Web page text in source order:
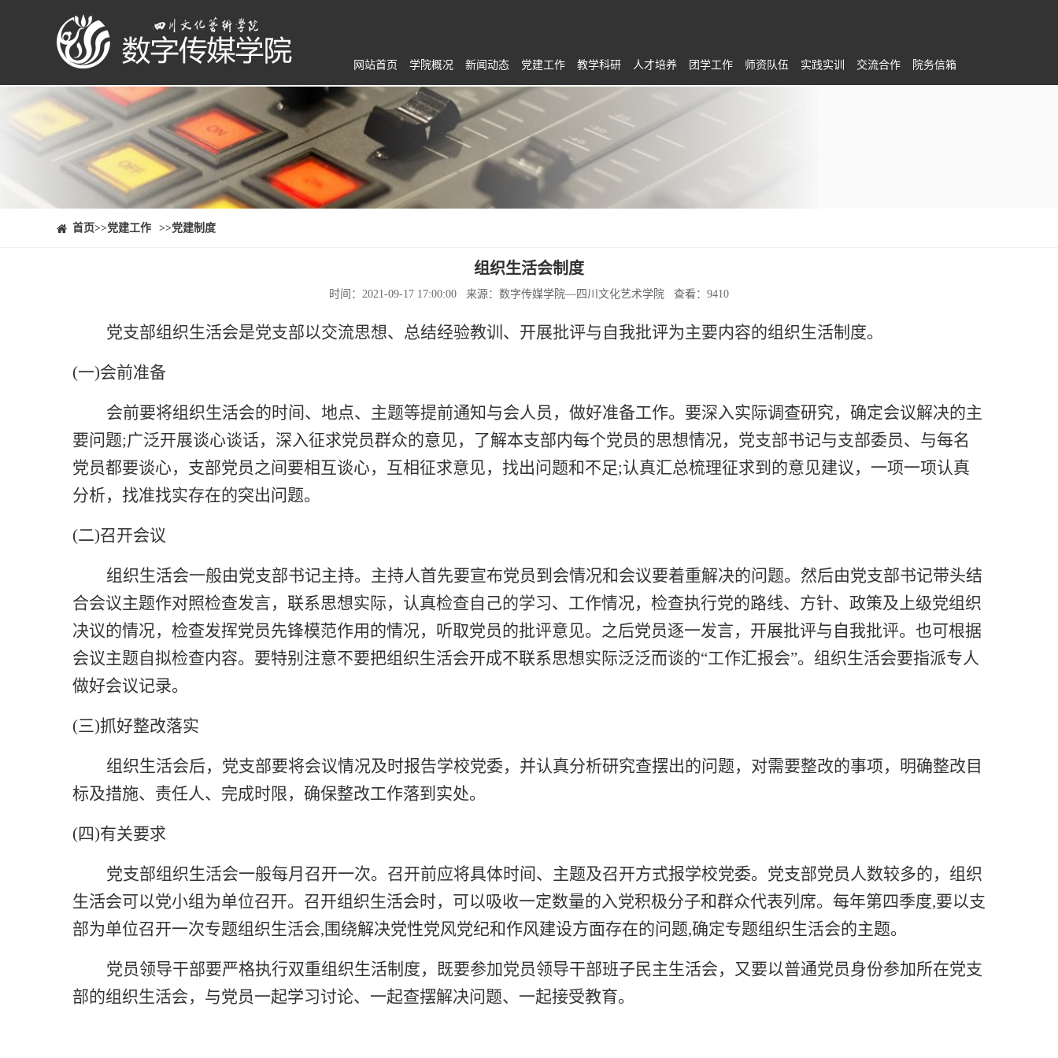
网站首页 学院概况 新闻动态 党建工作 教学科研 人才培养 团学工作 师资队伍 实践实训 交流合作 院务信箱
⠀⠀首页>>党建工作 >>党建制度
组织生活会制度
时间：2021-09-17 17:00:00 来源：数字传媒学院—四川文化艺术学院 查看： 9410
党支部组织生活会是党支部以交流思想、总结经验教训、开展批评与自我批评为主要内容的组织生活制度。
(一)会前准备
会前要将组织生活会的时间、地点、主题等提前通知与会人员，做好准备工作。要深入实际调查研究，确定会议解决的主
要问题;广泛开展谈心谈话，深入征求党员群众的意见，了解本支部内每个党员的思想情况，党支部书记与支部委员、与每名
党员都要谈心，支部党员之间要相互谈心，互相征求意见，找出问题和不足;认真汇总梳理征求到的意见建议，一项一项认真
分析，找准找实存在的突出问题。
(二)召开会议
组织生活会一般由党支部书记主持。主持人首先要宣布党员到会情况和会议要着重解决的问题。然后由党支部书记带头结
合会议主题作对照检查发言，联系思想实际，认真检查自己的学习、工作情况，检查执行党的路线、方针、政策及上级党组织
决议的情况，检查发挥党员先锋模范作用的情况，听取党员的批评意见。之后党员逐一发言，开展批评与自我批评。也可根据
会议主题自拟检查内容。要特别注意不要把组织生活会开成不联系思想实际泛泛而谈的“工作汇报会”。组织生活会要指派专人
做好会议记录。
(三)抓好整改落实
组织生活会后，党支部要将会议情况及时报告学校党委，并认真分析研究查摆出的问题，对需要整改的事项，明确整改目
标及措施、责任人、完成时限，确保整改工作落到实处。
(四)有关要求
党支部组织生活会一般每月 召开一次。召开前应将具体时间、主题及召开方式报学校党委。党支部党员人数较多的，组织
生活会可以党小组为单位召开。召开组织生活会时，可以吸收一定数量的入党积极分子和群众代表列席。每年第四季度,要以支
部为单位召开一次专题组织生活会,围绕解决党性党风党纪和作风建设方面存在的问题,确定专题组织生活会的主题。
党员领导干部要严格执行双重组织生活制度，既要参加党员领导干部班子民主生活会，又要以普通党员身份参加所在党支
部的组织生活会，与党员一起学习讨论、一起查摆解决问题、一起接受教育。